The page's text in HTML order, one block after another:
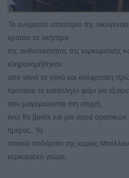
Το ονομαστό εστιατόριο της
κρατάει τα σκήπτρα
της αυθεντικότητας της κερκυραϊκής
κληρονομήθηκαν
από γενιά σε γενιά και ολόφρεσκη
προτείνει το κατάλληλο ψάρι για
που μαγειρεύονται στη στιγμή,
ενώ θα βρείτε και μια σειρά
ημέρας. Τα
σπιτικά επιδόρπια της κυρίας
κερκυραϊκό γεύμα.